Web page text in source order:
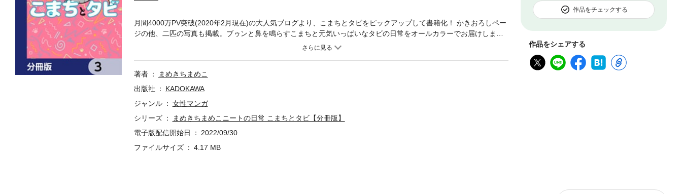
作品をチェックする
作品をシェアする
月間4000万PV突破(2020年2月現在)の大人気ブログより、こまちとタビをピックアップして書籍化！ かきおろしペー
ジの他、二匹の写真も掲載。ブゥンと鼻を鳴らすこまちと元気いっぱいなタビの日常をオールカラーでお届けします♪
分冊版第3弾。※本作品は単行本を分割したもので、内容は同一のものとなります。重複購入にご注意ください。
著者
まめきちまめこ
出版社
KADOKAWA
ジャンル
女性マンガ
シリーズ
まめきちまめこニートの日常 こまちとタビ【分冊版】
電子版配信開始日
2022/09/30
ファイルサイズ
4.17 MB